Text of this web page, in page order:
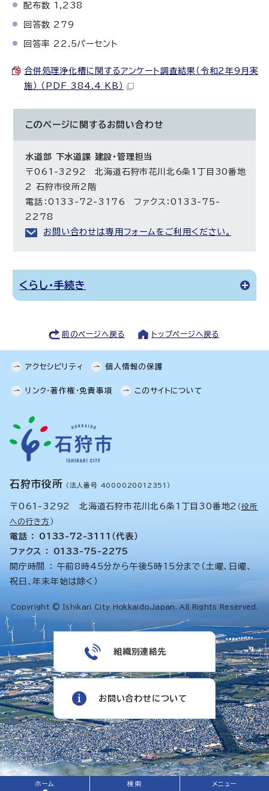
配布数 1,238
回答数 279
回答率 22.5パーセント
合併処理浄化槽に関するアンケート調査結果（令和2年9月実
施） （PDF 384.4 KB）
このページに関する お問い合わせ
水道部 下水道課 建設・管理担当
〒061-3292 北海道石狩市花川北6条1丁目30番地
2 石狩市役所2階
電話：0133-72-3176 ファクス：0133-75-
2278
お問い合わせは専用フォームをご利用ください。
くらし・手続き
前のページへ戻る トップページへ戻る
ホーム 検索 メニュー
アクセシビリティ 個人情報の保護
リンク・著作権・免責事項 このサイトについて
石狩市役所 （法人番号 4000020012351）
〒061-3292 北海道石狩市花川北6条1丁目30番地2 （役所
への行き方 ）
電話 ： 0133-72-3111（代表）
ファクス ： 0133-75-2275
開庁時間 ： 午前8時45分から午後5時15分まで（土曜、日曜、
祝日、年末年始は除く）
Copyright © Ishikari City Hokkaido,Japan. All Rights Reserved.
組織別連絡先
お問い合わせについて